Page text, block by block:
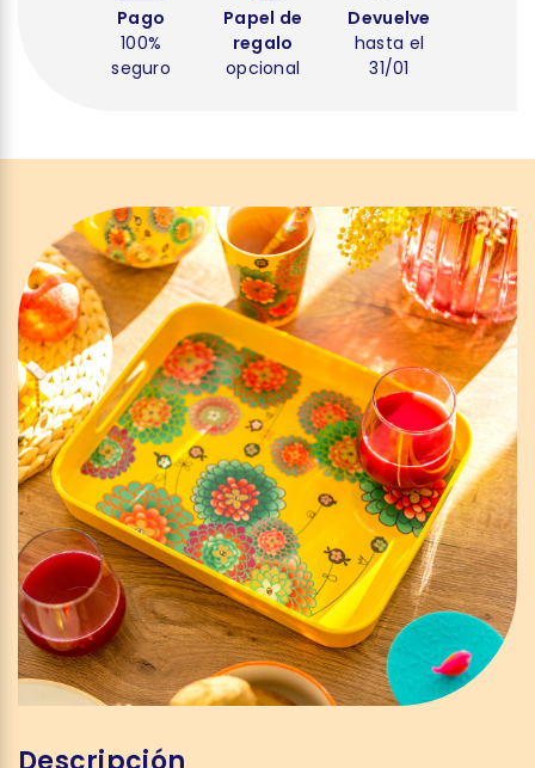
Pago
100%
seguro
Papel de
regalo
opcional
Devuelve
hasta el
31/01